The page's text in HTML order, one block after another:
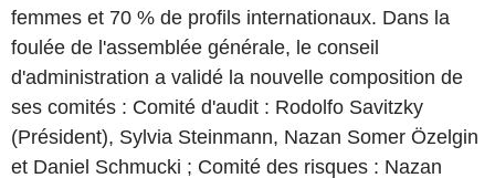
femmes et 70 % de profils internationaux. Dans la
foulée de l'assemblée générale, le conseil
d'administration a validé la nouvelle composition de
ses comités : Comité d'audit : Rodolfo Savitzky
(Président), Sylvia Steinmann, Nazan Somer Özelgin
et Daniel Schmucki ; Comité des risques : Nazan